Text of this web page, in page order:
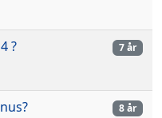
? 7 år
8 år